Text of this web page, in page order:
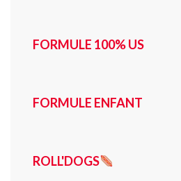
FORMULE 100% US
FORMULE ENFANT
ROLL'DOGS